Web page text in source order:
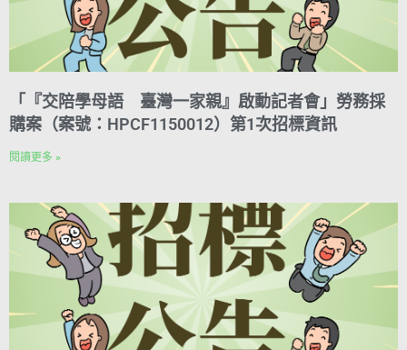
「『交陪學母語 臺灣一家親』啟動記者會」勞務採
購案（案號：HPCF1150012）第1次招標資訊
閱讀更多 »